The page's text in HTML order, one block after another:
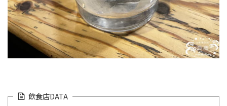
飲食店DATA